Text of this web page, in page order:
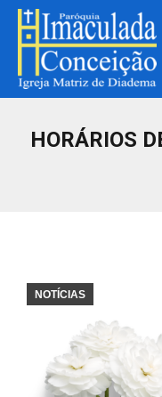
HORÁRIOS
NOTÍCIAS